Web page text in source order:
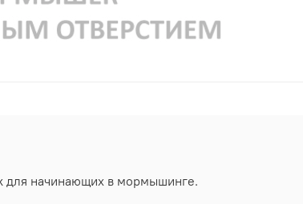
начинающих в мормышинге.